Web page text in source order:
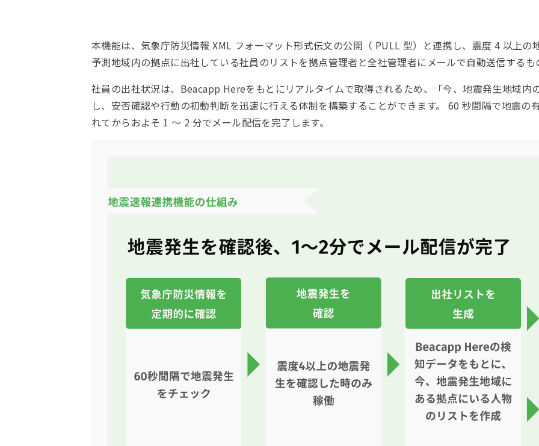
本機能は、気象庁防災情報 XML フォーマット形式伝文の公開（ PULL 型）と連携し、震度 4 以上
予測地域内の拠点に出社している社員のリストを拠点管理者と全社管理者にメールで自動送信するも
社員の出社状況は、Beacapp Hereをもとにリアルタイムで取得されるため、「今、地震発生地域内
し、安否確認や行動の初動判断を迅速に行える体制を構築することができます。 60 秒間隔で地震の
れてからおよそ 1 〜 2 分でメール配信を完了します。